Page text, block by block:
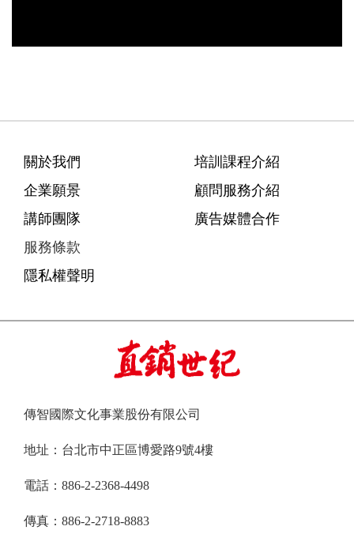
關於我們
企業願景
講師團隊
服務條款
隱私權聲明
培訓課程介紹
顧問服務介紹
廣告媒體合作
傳智國際文化事業股份有限公司
地址：台北市中正區博愛路9號4樓
電話：886-2-2368-4498
傳真：886-2-2718-8883